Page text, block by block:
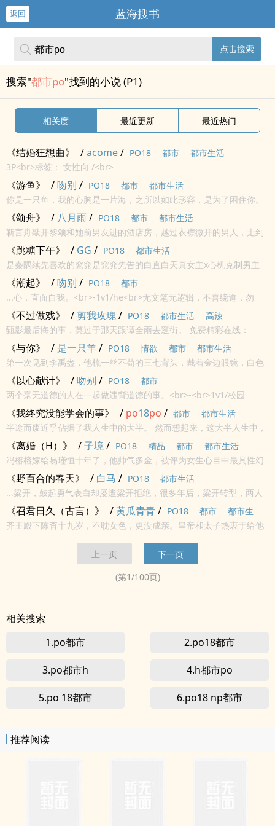
返回 蓝海搜书
点击搜索
搜索"都市po"找到的小说 (P1)
相关度 最近更新 最近热门
《结婚狂想曲》 /acome/ PO18 都市
都市生活
3P<br>标签： 女性向 /<br>
《游鱼》 /吻别 / PO18 都市
都市生活
你是一只鱼，我的心胸是一片海，之所以如此形容，是为了困住你。
“好啊，分手就分手。删我，可以，删掉我的照片我的电话，我的联系
《颂舟》 / 八月雨/ PO18 都市
都市生活
靳言舟敲开黎颂和她前男友进的酒店房，越过衣襟微开的男人，走到
坐在床边黎颂旁，跪着抱着她，边哭边说要做她的狗。 黎颂挑眉问，
真要做我的狗？ 靳言舟用力的点头，乖巧的汪汪了两声。 ...
《跳糖下午》 / GG / PO18
都市生活
是秦隅续先喜欢的窕窕是窕窕先告的白直白天真女主x心机克制男主
1v1，剧情挺平，非学霸，非校霸首-发：
《潮起》 /吻别 / PO18
都市
...心，直面自我。<br>-1v1/he<br>无文笔无逻辑，不喜绕道，勿
喷。<br>注：剧情50po/章，剧情+肉60 po/章。<b...
《不过做戏》 / 剪我玫瑰/ PO18 都市生活
高辣
甄影最后悔的事，莫过于那天跟谭全雨去逛街。 免费精彩在线：
「po1⒏υip」
《与你》 / 是一只羊/ PO18 情欲 都市
都市生活
第一次见到李禹盎，他梳一丝不苟的三七背头，戴着金边眼镜，白色
衬衫隐隐透露出健硕紧实的肌肉，衬衣西裤站在讲台上，俨然一副衣
冠禽兽的模样。 李禹盎记住余桐，是大街上当场抓获撒谎在家的她，
演技...
《以心献计》 /吻别 / PO18
都市
两个毫无道德的人在一起做违背道德的事。<br>-<br>1v1/校园
h<br>书名灵感来源——张国荣《想你》<br>“为想得到你愿竭力以心
献计”<br>主剧情，肉小火慢炖。文笔烂，不喜绕道，勿...
《我终究没能学会的事》 / po18po / 都市
都市生活
半途而废近乎佔据了我人生中的大半。 然而想起来，这大半人生中，
那些所占无几，微不足道的每个坚持，竟全都惊人地与你相关。 方清
与霍雅，一个天南，一个地北，从不是轻易就能放到一起联...
《离婚（H）》 /子境/ PO18 精品 都市
都市生活
冯榕榕嫁给易瑾恒十年了，他帅气多金，被评为女生心目中最具性幻
想对象第一名。 两人性生活和谐，他也不出轨，不像其他霸总玩明星
网红，给她一张附属卡，高定随便她买，钱随她花。 婆婆把她当...
《野百合的春天》 / 白马 / PO18
都市生活
...梁开，鼓起勇气表白却屡遭梁开拒绝，很多年后，梁开转型，两人
再次相逢后的故事。 首-发： po18.vip「 po1⒏υip」
《召君日久（古言）》 /黄瓜青青/ PO18 都市
都市生
活
齐王殿下陈杳十九岁，不耽女色，更没成亲。皇帝和太子热衷于给他
找女人，比如这个亡国的公主。传说中的昭华公主，艳若桃李，而且
刚烈耿直。陈杳见她，只觉得传言不可多信，还是眼见为实好。温顺
上一页
下一页
(第1/100页)
相关搜索
1.po都市
2.po18都市
3.po都市h 4.h都市po
5.po 18都市 6.po18 np都市
推荐阅读